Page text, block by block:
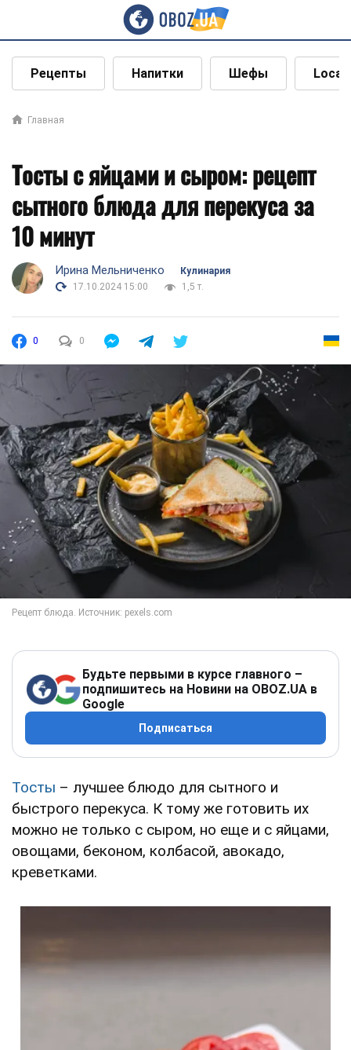
Рецепты Напитки Шефы Local
Главная
Тосты с яйцами и сыром: рецепт
сытного блюда для перекуса за
10 минут
Ирина Мельниченко
Кулинария
17.10.2024 15:00
1,5 т.
0 0
Будьте первыми в курсе главного –
подпишитесь на Новини на OBOZ.UA в
Google
Подписаться
Тосты – лучшее блюдо для сытного и
быстрого перекуса. К тому же готовить их
можно не только с сыром, но еще и с яйцами,
овощами, беконом, колбасой, авокадо,
креветками.